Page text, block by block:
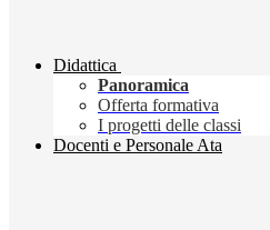
Didattica
Panoramica
Offerta formativa
I progetti delle classi
Docenti e Personale Ata